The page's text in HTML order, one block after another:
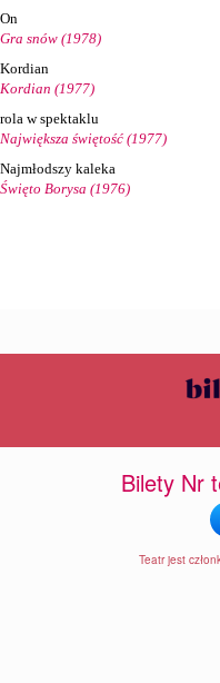
On
Gra snów (1978)
Kordian
Kordian (1977)
rola w spektaklu
Największa świętość (1977)
Najmłodszy kaleka
Święto Borysa (1976)
Bilety Nr
Teatr jest